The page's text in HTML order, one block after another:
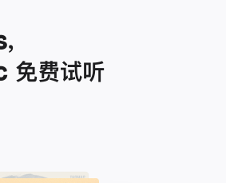
免费试听